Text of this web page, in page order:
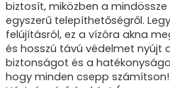
biztosít, miközben a
egyszerű telepíthetőségről.
felújításról, ez a vízóra akna
és hosszú távú védelmet nyújt
biztonságot és a
hogy minden csepp számítson!